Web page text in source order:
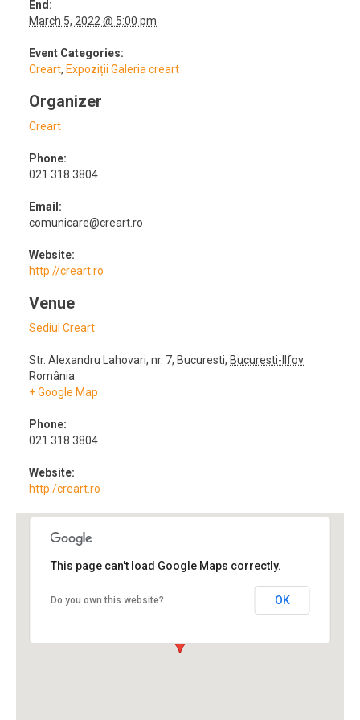
End:
March 5, 2022 @ 5:00 pm
Event Categories:
Creart, Expoziții Galeria creart
Organizer
Creart
Phone:
021 318 3804
Email:
comunicare@creart.ro
Website:
http://creart.ro
Venue
Sediul Creart
Str. Alexandru Lahovari, nr. 7, Bucuresti, Bucuresti-Ilfov
România
+ Google Map
Phone:
021 318 3804
Website:
http:/creart.ro
This page can't load Google Maps correctly.
Do you own this website? OK